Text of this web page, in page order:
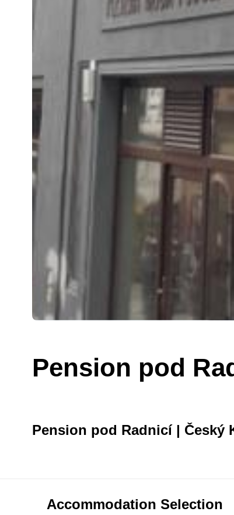
Pension pod
Pension pod Radnicí | Český
Accommodation Selection